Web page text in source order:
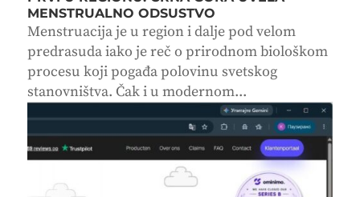
MENSTRUALNO ODSUSTVO
Menstruacija je u region i dalje pod velom
predrasuda iako je reč o prirodnom biološkom
procesu koji pogađa polovinu svetskog
stanovništva. Čak i u modernom...